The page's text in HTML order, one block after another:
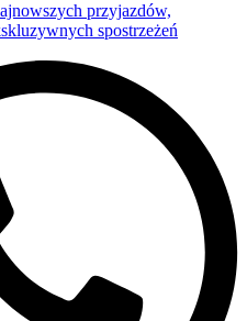
przyjazdów,
spostrzeżeń